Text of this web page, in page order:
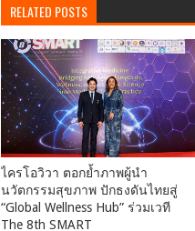
RELATED POSTS
ไครโอวิวา ตอกย้ำภาพผู้นำ
นวัตกรรมสุขภาพ ปักธงดันไทยสู่
“Global Wellness Hub” ร่วมเวที
The 8th SMART